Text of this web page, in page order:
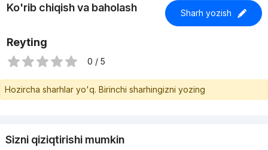
Ko'rib chiqish va baholash Sharh yozish
Reyting
0 / 5
Hozircha sharhlar yo'q. Birinchi sharhingizni yozing
Sizni qiziqtirishi mumkin